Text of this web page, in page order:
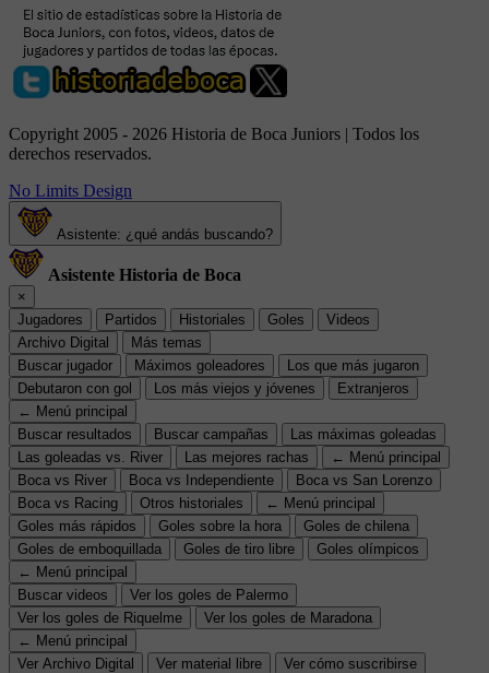
Copyright 2005 - 2026 Historia de Boca Juniors | Todos los
derechos reservados.
No Limits Design
Asistente: ¿qué andás buscando?
Asistente Historia de Boca
×
Jugadores
Partidos Historiales Goles
Videos
Archivo Digital
Más temas
Buscar jugador
Máximos goleadores
Los que más jugaron
Debutaron con gol
Los más viejos y jóvenes
Extranjeros
← Menú principal
Buscar resultados
Buscar campañas
Las máximas goleadas
Las goleadas vs. River
Las mejores rachas
← Menú principal
Boca vs River
Boca vs Independiente
Boca vs San Lorenzo
Boca vs Racing
Otros historiales
← Menú principal
Goles más rápidos
Goles sobre la hora
Goles de chilena
Goles de emboquillada
Goles de tiro libre
Goles olímpicos
← Menú principal
Buscar videos
Ver los goles de Palermo
Ver los goles de Riquelme
Ver los goles de Maradona
← Menú principal
Ver Archivo Digital
Ver material libre
Ver cómo suscribirse